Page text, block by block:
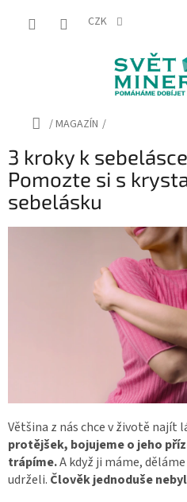
CZK
Domů
/MAGAZÍN /
3 kroky k
Pomozte si s
sebelásku
Většina z nás chce v životě najít
protějšek, bojujeme o jeho
trápíme.A když ji máme,
udrželi. Člověk jednoduše